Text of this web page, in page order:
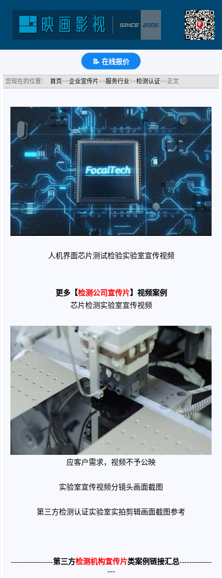
📝 在线报价
人机界面芯片测试检验实验室宣传视频
分类：检测认证公司宣传片 浏览：1495次 更新时间： 2022-08-26
微 知
您现在的位置： 首页>>企业宣传片>>服务行业>>检测认证>>正文
人机界面芯片测试检验实验室宣传视频
更多【检测公司宣传片】视频案例
芯片检测实验室宣传视频
应客户需求，视频不予公映
实验室宣传视频分镜头画面截图
第三方检测认证实验室实拍剪辑画面截图参考
-----------------第三方检测机构宣传片类案例链接汇总-------------
---